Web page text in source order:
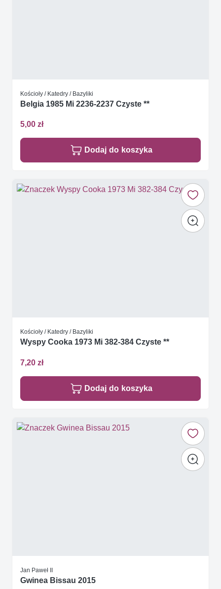
Kościoły / Katedry / Bazyliki
Belgia 1985 Mi 2236-2237 Czyste **
5,00 zł
Dodaj do koszyka
Kościoły / Katedry / Bazyliki
Wyspy Cooka 1973 Mi 382-384 Czyste **
7,20 zł
Dodaj do koszyka
Jan Paweł II
Gwinea Bissau 2015